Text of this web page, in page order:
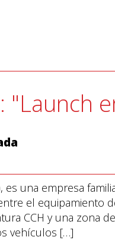
es una empresa
el equipamiento
CCH y una zona
vehículos […]